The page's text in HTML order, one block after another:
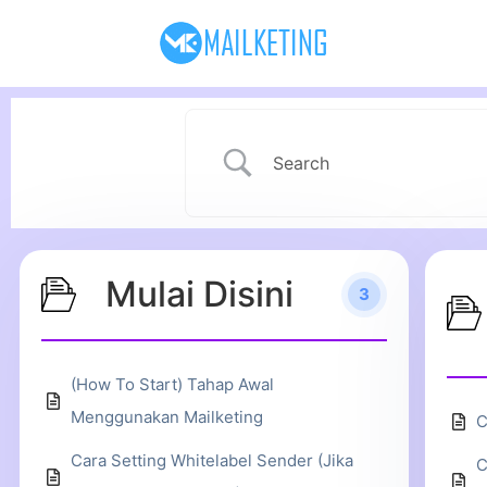
Mulai Disini 3
(How To Start) Tahap Awal
Menggunakan Mailketing
Cara Setting Whitelabel Sender (Jika